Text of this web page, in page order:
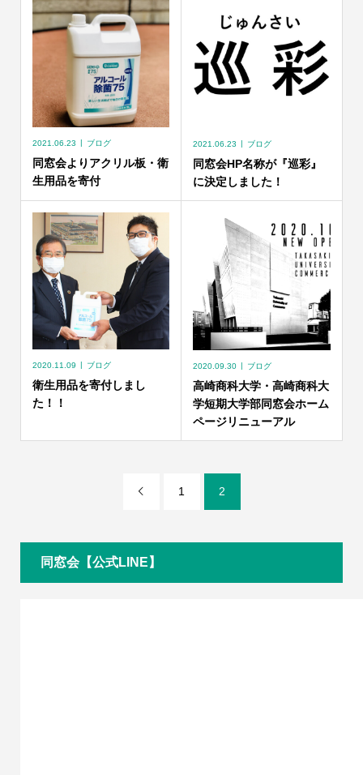
2021.06.23 ブログ
同窓会よりアクリル板・衛
生用品を寄付
2021.06.23 ブログ
同窓会HP名称が『巡彩』
に決定しました！
2020.11.09 ブログ
衛生用品を寄付しまし
た！！
2020.09.30 ブログ
高崎商科大学・高崎商科大
学短期大学部同窓会ホーム
ページリニューアル
 1 2
同窓会【公式LINE】